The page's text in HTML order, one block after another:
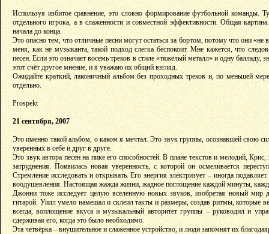
Используя избитое сравнение, это словно формирование футбольной команды.
отдельного игрока, а в слаженности и совместной эффективности. Общая
начала до конца.
Это опасно тем, что отличные песни могут остаться за бортом, потому что они «не
меня, как не музыканта, такой подход слегка беспокоит. Мне кажется, что
песен. Если это означает восемь треков в стиле «тяжёлый металл» и одну балладу,
этот счёт другое мнение, и я уважаю их общий взгляд.
Ожидайте краткий, лаконичный альбом без проходных треков и, по меньшей
отдельно.
Prospekt
21 сентября, 2007
Это именно такой альбом, о каком я мечтал. Это звук группы, осознавшей свою
уверенных в себе и друг в друге.
Это звук автора песен на пике его способностей. В плане текстов и мелодий,
затруднения. Появилась новая уверенность, с которой он осмеливается
Стремление исследовать и открывать. Его энергия электризует – иногда
воодушевления. Настоящая жажда жизни, жадное поглощение каждой минуты,
Джонни тоже исследует целую вселенную новых звуков, изобретая новый мир
гитарой. Уилл умело намешал и склеил такты и размеры, создав ритмы, которые
всегда, воплощение вкуса и музыкальный авторитет группы – руководил и
сдерживая его, когда это было необходимо.
Эта четвёрка – внушительное и слаженное устройство, и люди запомнят их